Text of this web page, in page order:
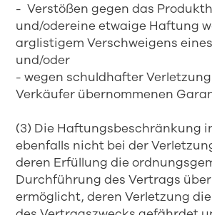
- Verstößen gegen das
und/odereine etwaige Haftung
arglistigem Verschweigens
und/oder
- wegen schuldhafter
Verkäufer übernommenen
(3) Die Haftungsbeschränkung
ebenfalls nicht bei der
deren Erfüllung die
Durchführung des Vertrags
ermöglicht, deren Verletzung